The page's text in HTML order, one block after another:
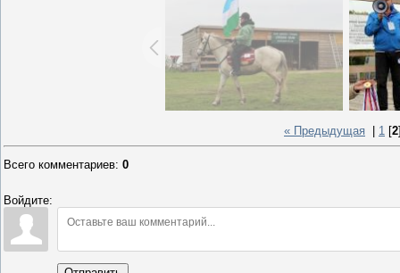
« Предыдущая | 1 [2
Всего комментариев: 0
Войдите: